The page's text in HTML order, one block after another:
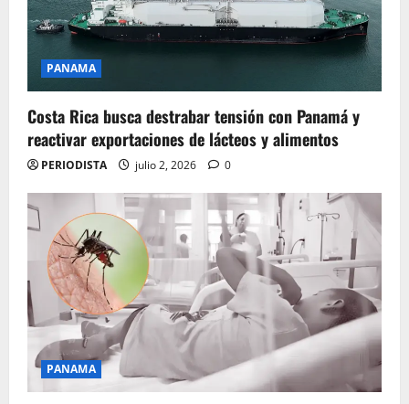
PANAMA
Costa Rica busca destrabar tensión con Panamá y
reactivar exportaciones de lácteos y alimentos
PERIODISTA julio 2, 2026 0
PANAMA